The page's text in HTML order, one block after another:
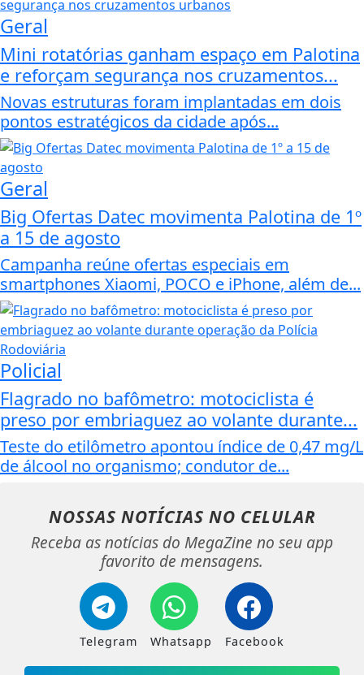
Geral
Mini rotatórias ganham espaço em Palotina
e reforçam segurança nos cruzamentos...
Novas estruturas foram implantadas em dois
pontos estratégicos da cidade após...
Geral
Big Ofertas Datec movimenta Palotina de 1º
a 15 de agosto
Campanha reúne ofertas especiais em
smartphones Xiaomi, POCO e iPhone, além de...
Policial
Flagrado no bafômetro: motociclista é
preso por embriaguez ao volante durante...
Teste do etilômetro apontou índice de 0,47 mg/L
de álcool no organismo; condutor de...
NOSSAS NOTÍCIAS NO CELULAR
Receba as notícias do MegaZine no seu app
favorito de mensagens.
Telegram Whatsapp Facebook